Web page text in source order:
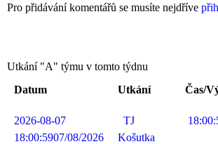
Pro přidávání komentářů se musíte nejdříve
Utkání "A" týmu v tomto týdnu
Datum
Utkání Čas/
2026-08-07
18:00:5907/08/2026
TJ
Košutka